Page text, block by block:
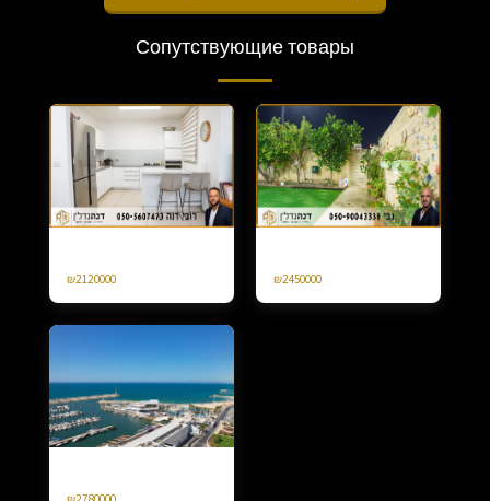
Сопутствующие товары
₪2120000 ₪2450000